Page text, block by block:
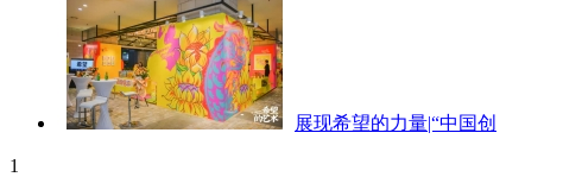
展现希望的力量|“中国创
1